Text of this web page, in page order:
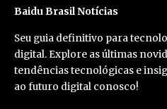
Baidu Brasil Notícias
Seu guia definitivo para
digital. Explore as últimas
tendências tecnológicas e
ao futuro digital conosco!